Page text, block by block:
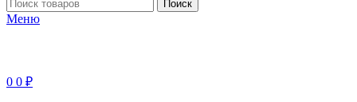
Поиск
Меню
0 0 ₽